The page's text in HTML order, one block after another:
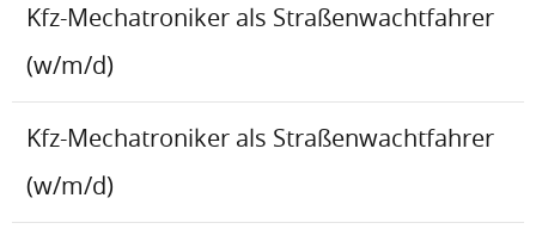
Kfz-Mechatroniker als Straßenwachtfahrer
(w/m/d)
Kfz-Mechatroniker als Straßenwachtfahrer
(w/m/d)